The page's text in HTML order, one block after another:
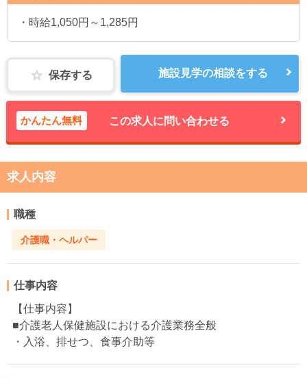
・時給1,050円～1,285円
保存する 施設見学の相談をする
かんたん無料 この求人に問い合わせる
求人内容
職種
介護職・ヘルパー
仕事内容
【仕事内容】
■介護老人保健施設における介護業務全般
・入浴、排せつ、食事介助等